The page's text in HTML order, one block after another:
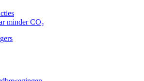
minder CO₂